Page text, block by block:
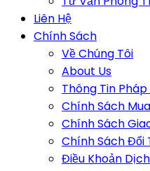
Liên Hệ
Chính Sách
Về Chúng Tôi
About Us
Thông Tin Pháp
Chính Sách
Chính Sách
Chính Sách Đổi
Điều Khoản